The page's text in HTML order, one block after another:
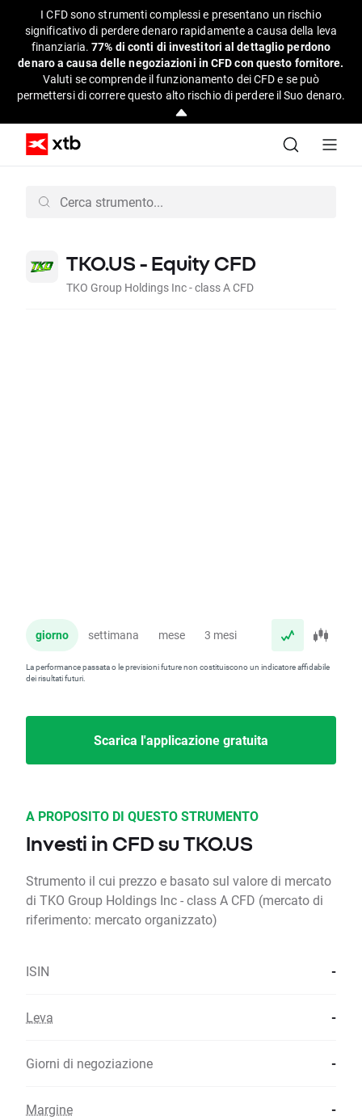
I CFD sono strumenti complessi e presentano un rischio
significativo di perdere denaro rapidamente a causa della leva
finanziaria.77% di conti di investitori al dettaglio perdono
denaro a causa delle negoziazioni in CFD con questo fornitore.
Valuti se comprende il funzionamento dei CFD e se può
permettersi di correre questo alto rischio di perdere il Suo denaro.
TKO.US - Equity CFD
TKO Group Holdings Inc - class A CFD
giorno settimana mese 3 mesi anno
La performance passata o le previsioni future non costituiscono un indicatore affidabile
dei risultati futuri.
Scarica l'applicazione gratuita
A PROPOSITO DI QUESTO STRUMENTO
Investi in CFD su TKO.US
Strumento il cui prezzo e basato sul valore di mercato
di TKO Group Holdings Inc - class A CFD (mercato di
riferimento: mercato organizzato)
ISIN -
Leva -
Giorni di negoziazione -
Margine -